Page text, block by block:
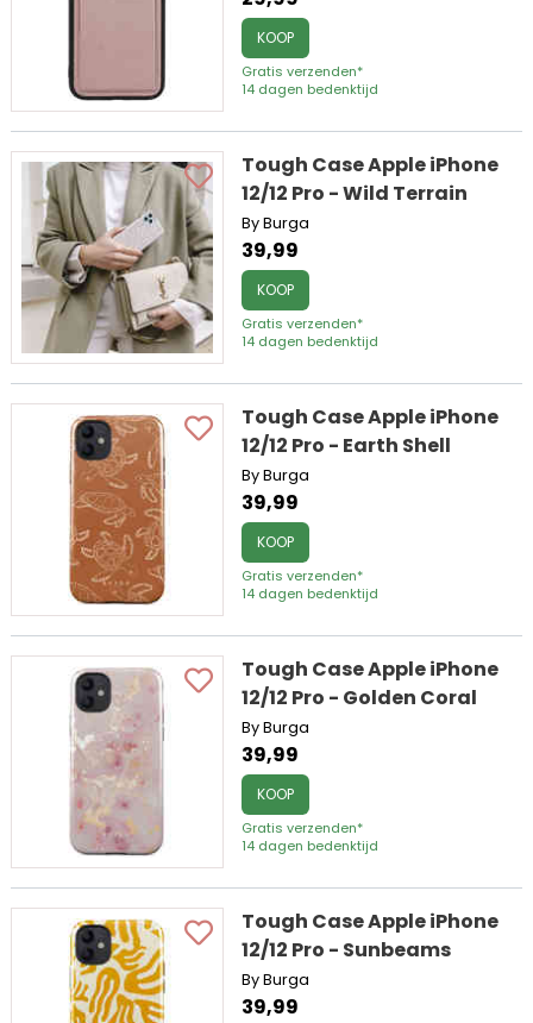
KOOP
Gratis verzenden*
14 dagen bedenktijd
Tough Case Apple iPhone
12/12 Pro - Wild Terrain
By Burga
39,99
KOOP
Gratis verzenden*
14 dagen bedenktijd
Tough Case Apple iPhone
12/12 Pro - Earth Shell
By Burga
39,99
KOOP
Gratis verzenden*
14 dagen bedenktijd
Tough Case Apple iPhone
12/12 Pro - Golden Coral
By Burga
39,99
KOOP
Gratis verzenden*
14 dagen bedenktijd
Tough Case Apple iPhone
12/12 Pro - Sunbeams
By Burga
39,99